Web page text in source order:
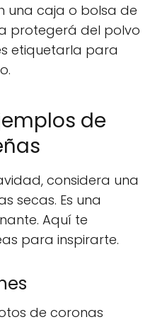
una caja o bolsa de
protegerá del polvo
etiquetarla para
de
considera una
secas. Es una
Aquí te
para inspirarte.
de coronas